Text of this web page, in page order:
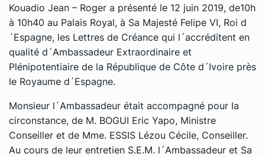
Kouadio Jean – Roger a présenté le 12 juin 2019, de10h
à 10h40 au Palais Royal, à Sa Majesté Felipe VI, Roi d
´Espagne, les Lettres de Créance qui l´accréditent en
qualité d´Ambassadeur Extraordinaire et
Plénipotentiaire de la République de Côte d´Ivoire près
le Royaume d´Espagne.
Monsieur l´Ambassadeur était accompagné pour la
circonstance, de M. BOGUI Eric Yapo, Ministre
Conseiller et de Mme. ESSIS Lézou Cécile, Conseiller.
Au cours de leur entretien S.E.M. l´Ambassadeur et Sa